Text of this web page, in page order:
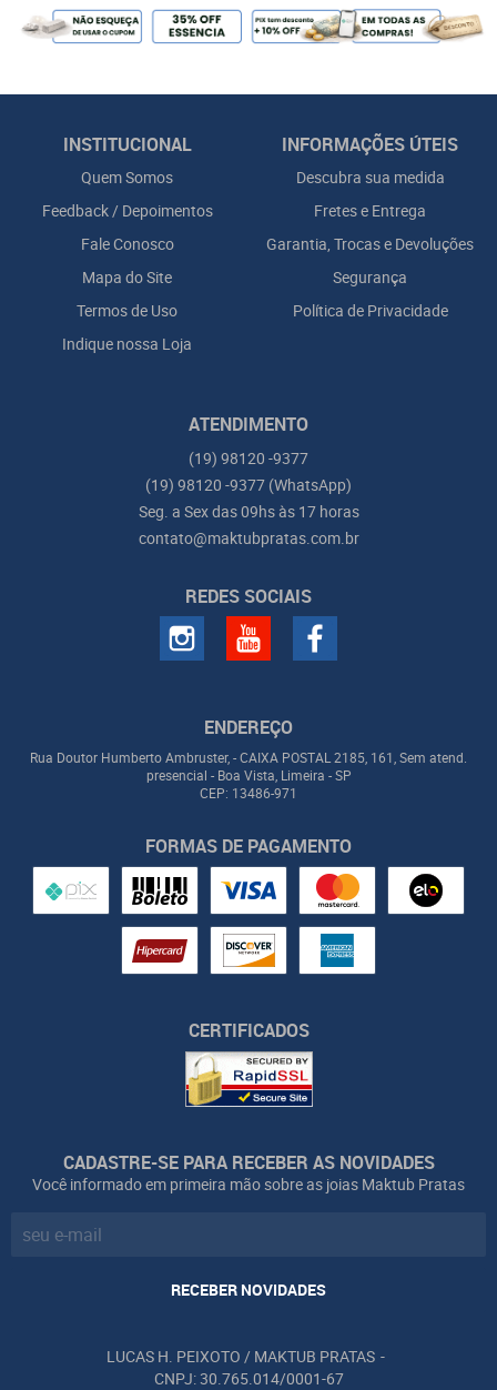
INSTITUCIONAL
Quem Somos
Feedback / Depoimentos
Fale Conosco
Mapa do Site
Termos de Uso
Indique nossa Loja
INFORMAÇÕES ÚTEIS
Descubra sua medida
Fretes e Entrega
Garantia, Trocas e Devoluções
Segurança
Política de Privacidade
ATENDIMENTO
(19) 98120 -9377
(19) 98120 -9377 (WhatsApp)
Seg. a Sex das 09hs às 17 horas
contato@maktubpratas.com.br
REDES SOCIAIS
ENDEREÇO
Rua Doutor Humberto Ambruster, - CAIXA POSTAL 2185, 161, Sem atend.
presencial - Boa Vista, Limeira -SP
CEP: 13486-971
FORMAS DE PAGAMENTO
CERTIFICADOS
CADASTRE-SE PARA RECEBER AS NOVIDADES
Você informado em primeira mão sobre as joias Maktub Pratas
RECEBER NOVIDADES
LUCAS H. PEIXOTO / MAKTUB PRATAS
CNPJ: 30.765.014/0001-67